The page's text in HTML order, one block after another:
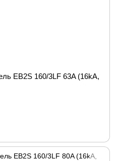
EB2S 160/3LF 63A (16kA,